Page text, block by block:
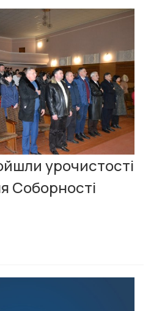
урочистості
Соборності